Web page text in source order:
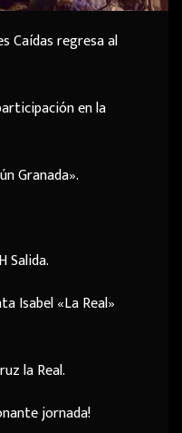
Caídas regresa al
en la
Granada».
Salida.
Isabel «La Real»
la Real.
jornada!